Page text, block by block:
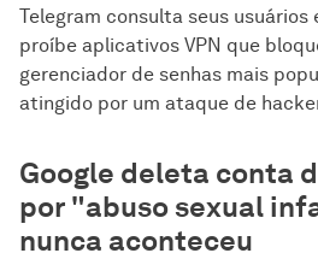
Telegram consulta seus usuários
proíbe aplicativos VPN que
gerenciador de senhas mais
atingido por um ataque de
Google deleta conta
por "abuso sexual
nunca aconteceu